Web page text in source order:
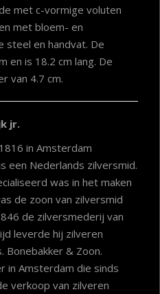
met c-vormige voluten
met bloem- en
steel en handvat. De
en is 18.2 cm lang. De
van 4.7 cm.
jr.
in Amsterdam
een Nederlands zilversmid.
was in het maken
de zoon van zilversmid
de zilversmederij van
leverde hij zilveren
Bonebakker & Zoon.
in Amsterdam die sinds
verkoop van zilveren